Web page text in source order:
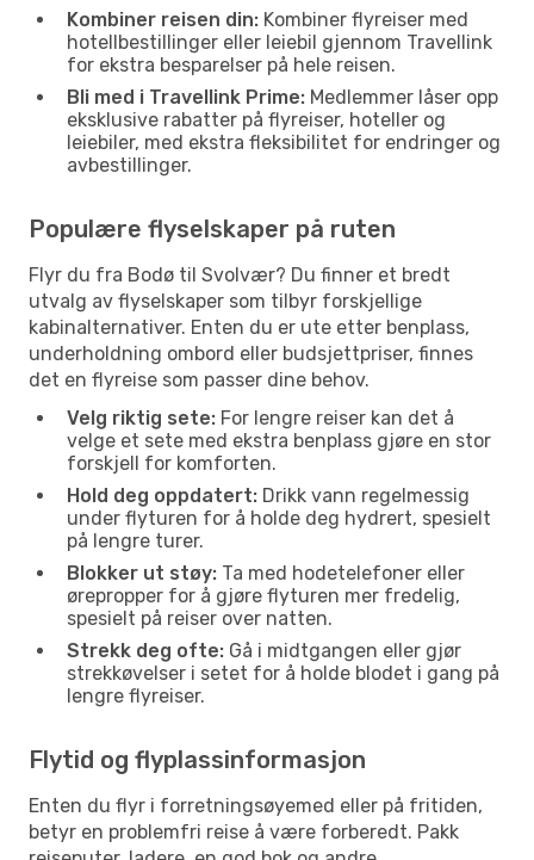
Kombiner reisen din: Kombiner flyreiser med
hotellbestillinger eller leiebil gjennom Travellink
for ekstra besparelser på hele reisen.
Bli med i Travellink Prime: Medlemmer låser opp
eksklusive rabatter på flyreiser, hoteller og
leiebiler, med ekstra fleksibilitet for endringer og
avbestillinger.
Populære flyselskaper på ruten
Flyr du fra Bodø til Svolvær? Du finner et bredt
utvalg av flyselskaper som tilbyr forskjellige
kabinalternativer. Enten du er ute etter benplass,
underholdning ombord eller budsjettpriser, finnes
det en flyreise som passer dine behov.
Velg riktig sete: For lengre reiser kan det å
velge et sete med ekstra benplass gjøre en stor
forskjell for komforten.
Hold deg oppdatert: Drikk vann regelmessig
under flyturen for å holde deg hydrert, spesielt
på lengre turer.
Blokker ut støy: Ta med hodetelefoner eller
ørepropper for å gjøre flyturen mer fredelig,
spesielt på reiser over natten.
Strekk deg ofte: Gå i midtgangen eller gjør
strekkøvelser i setet for å holde blodet i gang på
lengre flyreiser.
Flytid og flyplassinformasjon
Enten du flyr i forretningsøyemed eller på fritiden,
betyr en problemfri reise å være forberedt. Pakk